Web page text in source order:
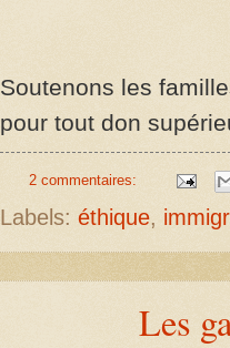
Soutenons les
pour tout don
2 commentaires:
Labels: éthique,
Les